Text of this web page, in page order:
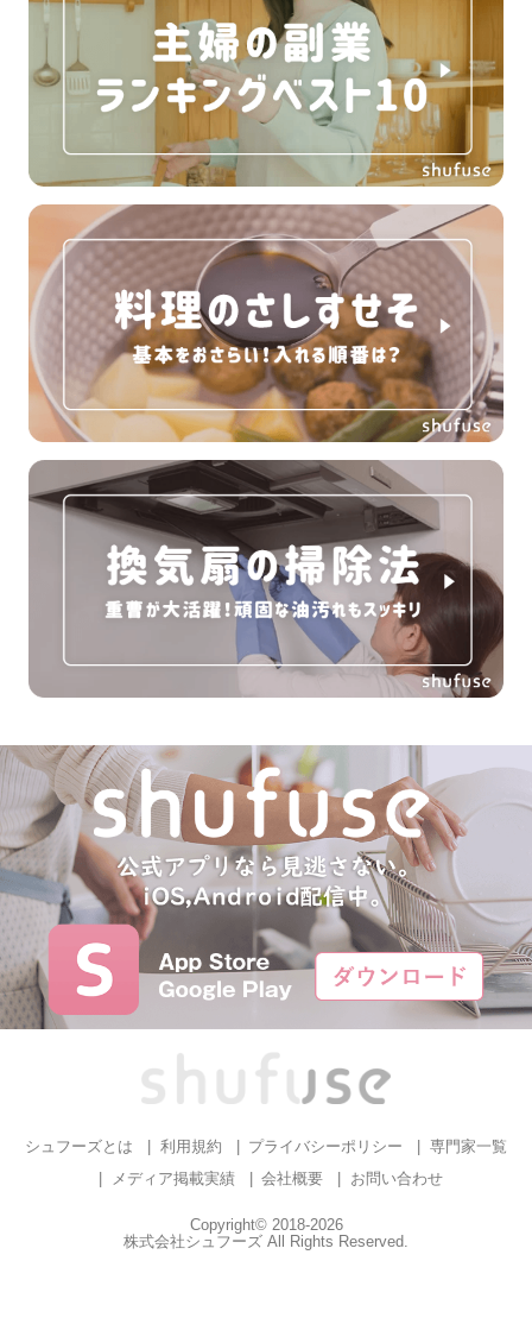
シュフーズとは 利用規約 プライバシーポリシー
専門家一覧
メディア掲載実績
会社概要 お問い合わせ
Copyright© 2018-2026
株式会社シュフーズ All Rights Reserved.